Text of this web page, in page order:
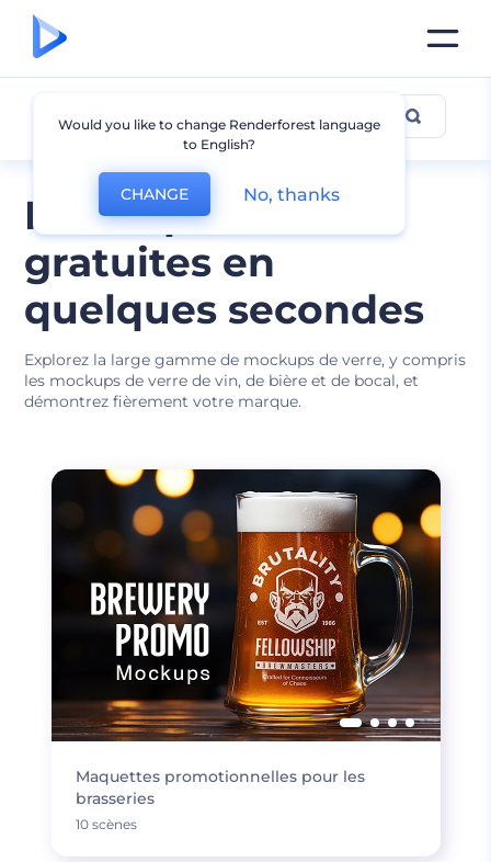
Mockups de verre
gratuites en
quelques secondes
Explorez la large gamme de mockups de verre, y compris
les mockups de verre de vin, de bière et de bocal, et
démontrez fièrement votre marque.
Mockup en Verre
Maquettes promotionnelles pour les
brasseries
10 scènes
Would you like to change Renderforest language
to English?
CHANGE No, thanks